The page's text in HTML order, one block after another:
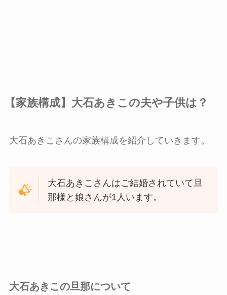
【家族構成】大石あきこの夫や子供は？
大石あきこさんの家族構成を紹介していきます。
大石あきこさんはご結婚されていて旦
那様と娘さんが1人います。
大石あきこの旦那について